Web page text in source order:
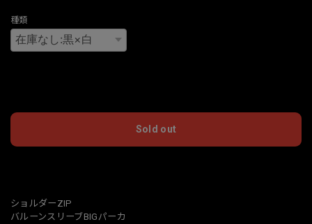
種類
Sold out
ショルダーZIP
バルーンスリーブBIGパーカ